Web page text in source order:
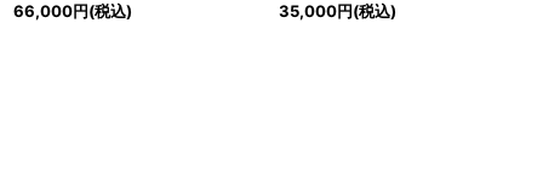
66,000円(税込) 35,000円(税込)